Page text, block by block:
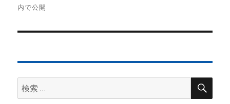
稿
ゲ
ー
内で公開
検
索:
検